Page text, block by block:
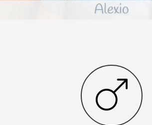
Alexio
Junge